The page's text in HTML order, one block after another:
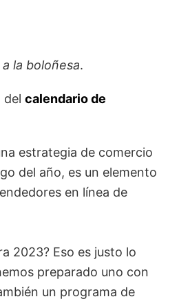
a la boloñesa.
del calendario de
estrategia de comercio
del año, es un elemento
en línea de
2023? Eso es justo lo
preparado uno con
un programa de